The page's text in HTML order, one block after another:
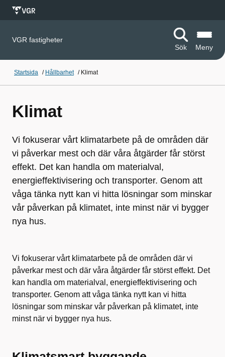
VGR fastigheter
Sök
Meny
Startsida / Hållbarhet / Klimat
Klimat
Vi fokuserar vårt klimatarbete på de områden där
vi påverkar mest och där våra åtgärder får störst
effekt. Det kan handla om materialval,
energieffektivisering och transporter. Genom att
våga tänka nytt kan vi hitta lösningar som minskar
vår påverkan på klimatet, inte minst när vi bygger
nya hus.
Vi fokuserar vårt klimatarbete på de områden där vi
påverkar mest och där våra åtgärder får störst effekt. Det
kan handla om materialval, energieffektivisering och
transporter. Genom att våga tänka nytt kan vi hitta
lösningar som minskar vår påverkan på klimatet, inte
minst när vi bygger nya hus.